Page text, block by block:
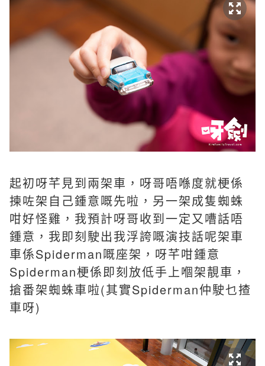
起初呀芊見到兩架車，呀哥唔喺度就梗係
揀咗架自己鍾意嘅先啦，另一架成隻蜘蛛
咁好怪雞，我預計呀哥收到一定又嘈話唔
鍾意，我即刻駛出我浮誇嘅演技話呢架車
車係Spiderman嘅座架，呀芊咁鍾意
Spiderman梗係即刻放低手上嗰架靚車，
搶番架蜘蛛車啦(其實Spiderman仲駛乜揸
車呀)